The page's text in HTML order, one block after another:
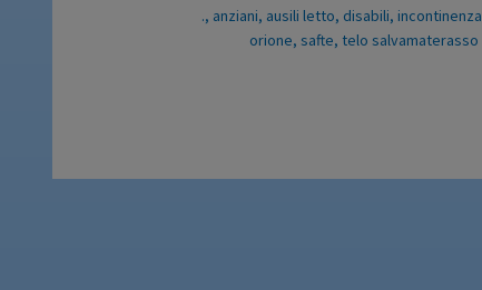
., anziani, ausili letto, disabili,incontinenza
orione,safte, telo salvamaterasso